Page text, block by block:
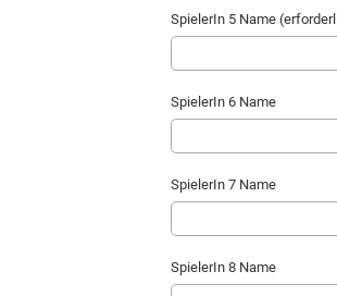
SpielerIn 5 Name
SpielerIn 6 Name
SpielerIn 7 Name
SpielerIn 8 Name